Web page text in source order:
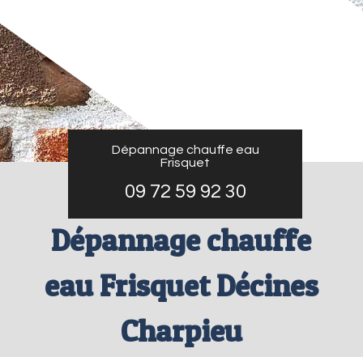
Dépannage chauffe eau
Frisquet
09 72 59 92 30
Dépannage chauffe
eau Frisquet Décines
Charpieu